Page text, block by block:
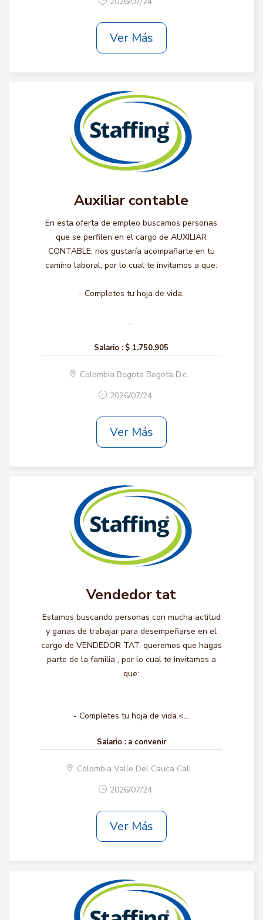
Ver Más
Auxiliar contable
En esta oferta de empleo buscamos personas
que se perfilen en el cargo de AUXILIAR
CONTABLE, nos gustaría acompañarte en tu
camino laboral, por lo cual te invitamos a que:
- Completes tu hoja de vida.
...
Salario : $ 1.750.905
Colombia Bogota Bogota D.c.
2026/07/24
Ver Más
Vendedor tat
Estamos buscando personas con mucha actitud
y ganas de trabajar para desempeñarse en el
cargo de VENDEDOR TAT, queremos que hagas
parte de la familia , por lo cual te invitamos a
que:
- Completes tu hoja de vida.<...
Salario : a convenir
Colombia Valle Del Cauca Cali
2026/07/24
Ver Más